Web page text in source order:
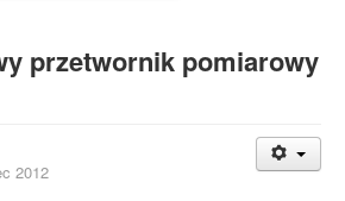
przetwornik pomiarowy
2012